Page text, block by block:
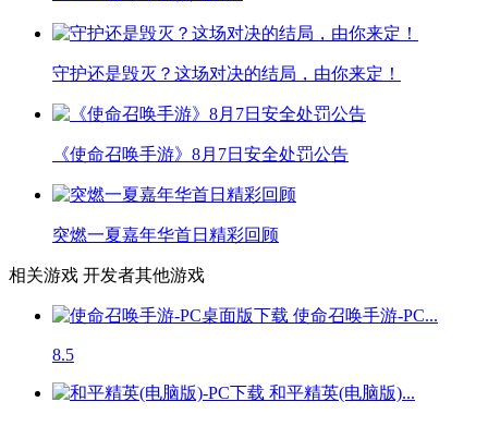
守护还是毁灭？这场对决的结局，由你来定！
《使命召唤手游》8月7日安全处罚公告
突燃一夏嘉年华首日精彩回顾
相关游戏 开发者其他游戏
使命召唤手游-PC...
8.5
和平精英(电脑版)...